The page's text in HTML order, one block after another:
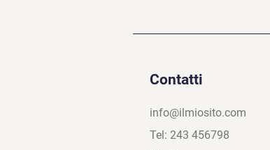
Contatti
info@ilmiosito.com
Tel: 243 456798